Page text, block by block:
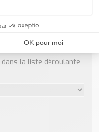
la liste déroulante